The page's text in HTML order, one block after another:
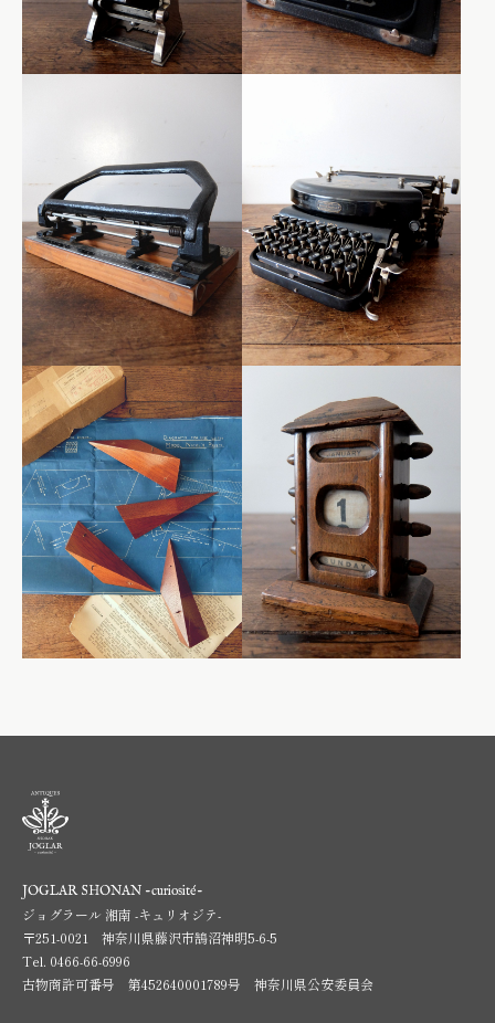
JOGLAR SHONAN -curiosité-
ジョグラール 湘南 -キュリオジテ-
〒251-0021 神奈川県藤沢市鵠沼神明5-6-5
Tel. 0466-66-6996
古物商許可番号 第452640001789号 神奈川県公安委員会